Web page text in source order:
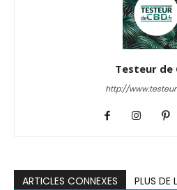
Testeur de
http://
ARTICLES CONNEXES PLUS DE